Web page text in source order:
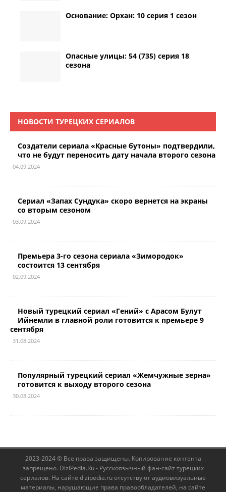
Основание: Орхан: 10 серия 1 сезон
Опасные улицы: 54 (735) серия 18
сезона
НОВОСТИ ТУРЕЦКИХ СЕРИАЛОВ
Создатели сериала «Красные бутоны» подтвердили,
что не будут переносить дату начала второго сезона
04.09.2024
Сериал «Запах Сундука» скоро вернется на экраны
со вторым сезоном
03.09.2024
Премьера 3-го сезона сериала «Зимородок»
состоится 13 сентября
02.09.2024
Новый турецкий сериал «Гений» с Арасом Булут
Ийнемли в главной роли готовится к премьере 9
сентября
31.08.2024
Популярный турецкий сериал «Жемчужные зерна»
готовится к выходу второго сезона
30.08.2024
2023-2024 © Все права защищены. Копирование контента
запрещено. DiziPedia.Ru - Русскоязычный фан-сайт турецких
сериалов. На сайте dizipedia.ru отсутствуют аудиовизуальные
материалы, нарушающие права правообладателей, на сайте